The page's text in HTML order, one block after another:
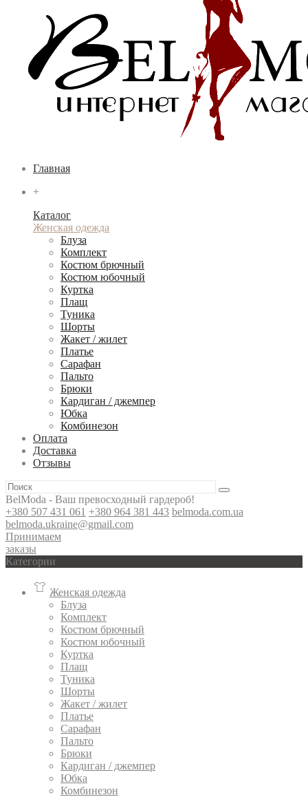
Главная
+
Каталог
Женская одежда
Блуза
Комплект
Костюм брючный
Костюм юбочный
Куртка
Плащ
Туника
Шорты
Жакет / жилет
Платье
Сарафан
Пальто
Брюки
Кардиган / джемпер
Юбка
Комбинезон
Оплата
Доставка
Отзывы
BelModa - Ваш превосходный гардероб!
+380 507 431 061 +380 964 381 443 belmoda.com.ua
belmoda.ukraine@gmail.com
Принимаем
заказы
Категории
Женская одежда
Блуза
Комплект
Костюм брючный
Костюм юбочный
Куртка
Плащ
Туника
Шорты
Жакет / жилет
Платье
Сарафан
Пальто
Брюки
Кардиган / джемпер
Юбка
Комбинезон